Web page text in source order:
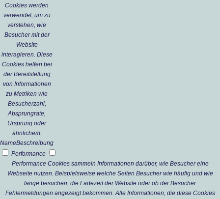
Cookies werden
verwendet, um zu
verstehen, wie
Besucher mit der
Website
interagieren. Diese
Cookies helfen bei
der Bereitstellung
von Informationen
zu Metriken wie
Besucherzahl,
Absprungrate,
Ursprung oder
ähnlichem.
NameBeschreibung
Performance
Performance Cookies sammeln Informationen darüber, wie Besucher eine
Webseite nutzen. Beispielsweise welche Seiten Besucher wie häufig und wie
lange besuchen, die Ladezeit der Website oder ob der Besucher
Fehlermeldungen angezeigt bekommen. Alle Informationen, die diese Cookies